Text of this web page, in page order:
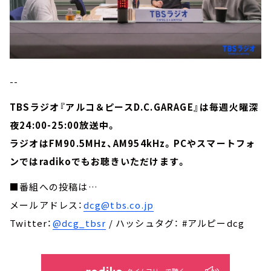
--
TBSラジオ『アルコ＆ピースD.C.GARAGE』は毎週火曜深
夜24:00-25:00放送中。
ラジオはFM90.5MHz、AM954kHz。PCやスマートフォ
ンではradikoでもお聴きいただけます。
■番組への投稿は…
メールアドレス：dcg@tbs.co.jp
Twitter：@dcg_tbsr / ハッシュタグ： #アルピーdcg